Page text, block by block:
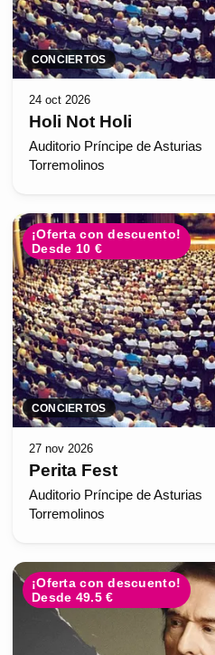
CONCIERTOS
24 oct 2026
Holi Not Holi
Auditorio Príncipe de Asturias
Torremolinos
¡Oferta con descuento!
Desde 10 €
CONCIERTOS
27 nov 2026
Perita Fest
Auditorio Príncipe de Asturias
Torremolinos
¡Oferta con descuento!
Desde 49.5 €